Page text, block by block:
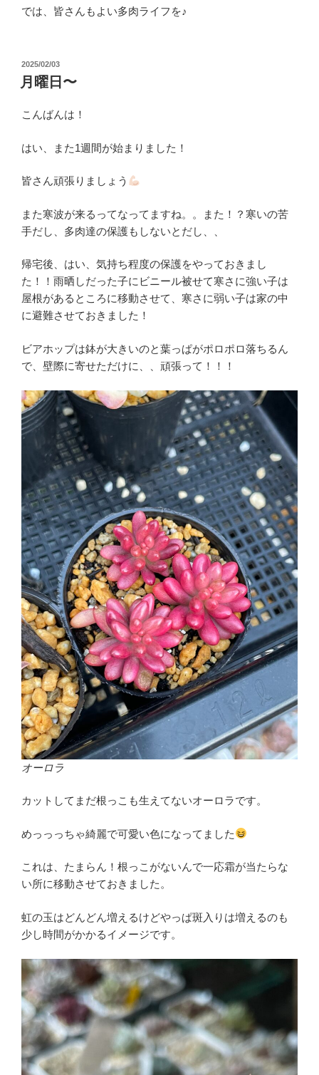
では、皆さんもよい多肉ライフを♪
投
稿
日:
2025/02/03
月曜日〜
こんばんは！
はい、また1週間が始まりました！
皆さん頑張りましょう
また寒波が来るってなってますね。。また！？寒いの苦
手だし、多肉達の保護もしないとだし、、
帰宅後、はい、気持ち程度の保護をやっておきまし
た！！雨晒しだった子にビニール被せて寒さに強い子は
屋根があるところに移動させて、寒さに弱い子は家の中
に避難させておきました！
ビアホップは鉢が大きいのと葉っぱがポロポロ落ちるん
で、壁際に寄せただけに、、頑張って！！！
オーロラ
カットしてまだ根っこも生えてないオーロラです。
めっっっちゃ綺麗で可愛い色になってました
これは、たまらん！根っこがないんで一応霜が当たらな
い所に移動させておきました。
虹の玉はどんどん増えるけどやっぱ斑入りは増えるのも
少し時間がかかるイメージです。